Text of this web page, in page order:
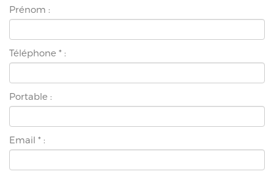
Prénom :
Téléphone * :
Portable :
Email * :